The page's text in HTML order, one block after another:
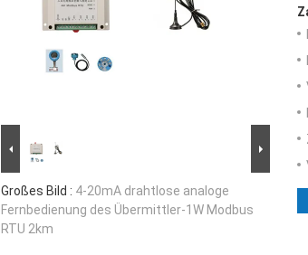
Großes Bild : 4-20mA drahtlose analoge
Fernbedienung des Übermittler-1W Modbus
RTU 2km